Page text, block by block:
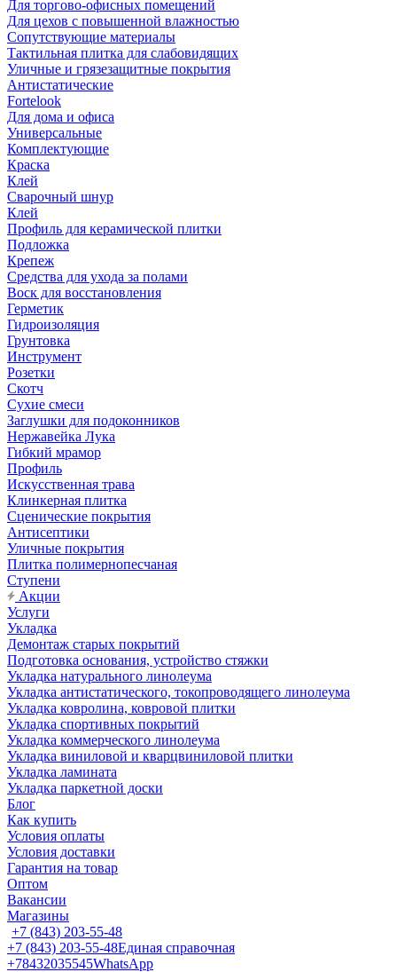
Для торгово-офисных помещений
Для цехов с повышенной влажностью
Сопутствующие материалы
Тактильная плитка для слабовидящих
Уличные и грязезащитные покрытия
Антистатические
Fortelook
Для дома и офиса
Универсальные
Комплектующие
Краска
Клей
Сварочный шнур
Клей
Профиль для керамической плитки
Подложка
Крепеж
Средства для ухода за полами
Воск для восстановления
Герметик
Гидроизоляция
Грунтовка
Инструмент
Розетки
Скотч
Сухие смеси
Заглушки для подоконников
Нержавейка Лука
Гибкий мрамор
Профиль
Искусственная трава
Клинкерная плитка
Сценические покрытия
Антисептики
Уличные покрытия
Плитка полимернопесчаная
Ступени
Акции
Услуги
Укладка
Демонтаж старых покрытий
Подготовка основания, устройство стяжки
Укладка натурального линолеума
Укладка антистатического, токопроводящего линолеума
Укладка ковролина, ковровой плитки
Укладка спортивных покрытий
Укладка коммерческого линолеума
Укладка виниловой и кварцвиниловой плитки
Укладка ламината
Укладка паркетной доски
Блог
Как купить
Условия оплаты
Условия доставки
Гарантия на товар
Оптом
Вакансии
Магазины
+7 (843) 203-55-48
+7 (843) 203-55-48Единая справочная
+78432035545WhatsApp